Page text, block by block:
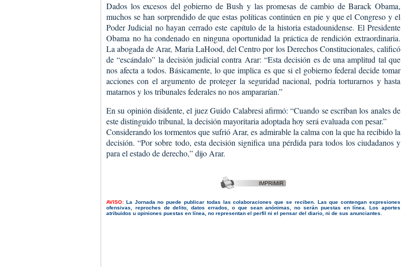
Dados los excesos del gobierno de Bush y las promesas de cambio de Barack Obama,
muchos se han sorprendido de que estas políticas continúen en pie y que el Congreso y el
Poder Judicial no hayan cerrado este capítulo de la historia estadounidense. El Presidente
Obama no ha condenado en ninguna oportunidad la práctica de rendición extraordinaria.
La abogada de Arar, Maria LaHood, del Centro por los Derechos Constitucionales, calificó
de “escándalo” la decisión judicial contra Arar: “Esta decisión es de una amplitud tal que
nos afecta a todos. Básicamente, lo que implica es que si el gobierno federal decide tomar
acciones con el argumento de proteger la seguridad nacional, podría torturarnos y hasta
matarnos y los tribunales federales no nos ampararían.”
En su opinión disidente, el juez Guido Calabresi afirmó: “Cuando se escriban los anales de
este distinguido tribunal, la decisión mayoritaria adoptada hoy será evaluada con pesar.”
Considerando los tormentos que sufrió Arar, es admirable la calma con la que ha recibido la
decisión. “Por sobre todo, esta decisión significa una pérdida para todos los ciudadanos y
para el estado de derecho,” dijo Arar.
AVISO: La Jornada no puede publicar todas las colaboraciones que se reciben. Las que contengan expresiones
ofensivas, reproches de delito, datos errados, o que sean anónimas, no serán puestas en línea. Los aportes
atribuidos u opiniones puestas en línea, no representan el perfil ni el pensar del diario, ni de sus anunciantes.